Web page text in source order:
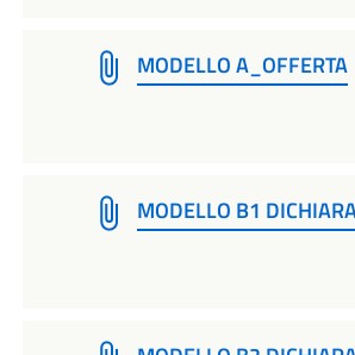
MODELLO A_OFFERTA
MODELLO B1